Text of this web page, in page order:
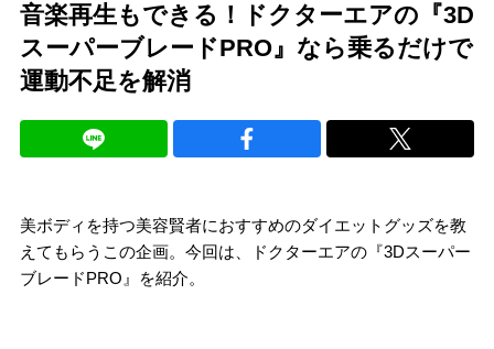
音楽再生もできる！ドクターエアの『3D
スーパーブレードPRO』なら乗るだけで
運動不足を解消
美ボディを持つ美容賢者におすすめのダイエットグッズを教
えてもらうこの企画。今回は、ドクターエアの『3Dスーパー
ブレードPRO』を紹介。